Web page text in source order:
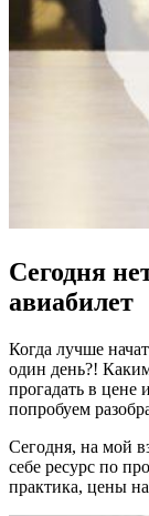
Сегодня
авиабилет
Когда лучше
один день?!
прогадать в цене
попробуем
Сегодня, на мой
себе ресурс по
практика, цены